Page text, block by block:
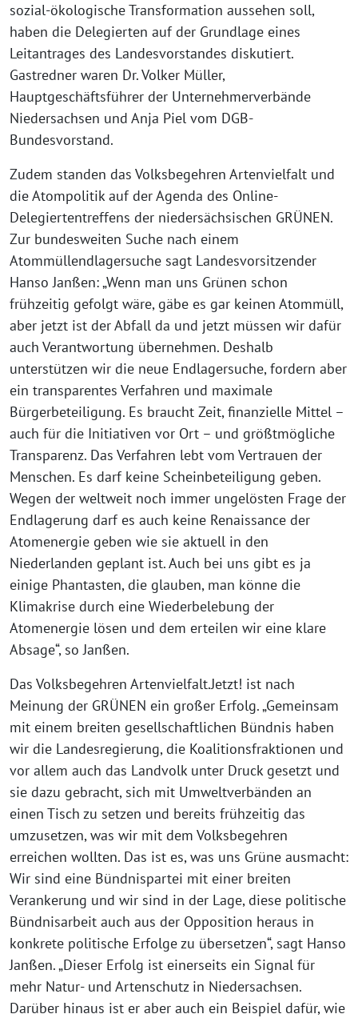
sozial-ökologische Transformation aussehen soll,
haben die Delegierten auf der Grundlage eines
Leitantrages des Landesvorstandes diskutiert.
Gastredner waren Dr. Volker Müller,
Hauptgeschäftsführer der Unternehmerverbände
Niedersachsen und Anja Piel vom DGB-
Bundesvorstand.
Zudem standen das Volksbegehren Artenvielfalt und
die Atompolitik auf der Agenda des Online-
Delegiertentreffens der niedersächsischen GRÜNEN.
Zur bundesweiten Suche nach einem
Atommüllendlagersuche sagt Landesvorsitzender
Hanso Janßen: „Wenn man uns Grünen schon
frühzeitig gefolgt wäre, gäbe es gar keinen Atommüll,
aber jetzt ist der Abfall da und jetzt müssen wir dafür
auch Verantwortung übernehmen. Deshalb
unterstützen wir die neue Endlagersuche, fordern aber
ein transparentes Verfahren und maximale
Bürgerbeteiligung. Es braucht Zeit, finanzielle Mittel –
auch für die Initiativen vor Ort – und größtmögliche
Transparenz. Das Verfahren lebt vom Vertrauen der
Menschen. Es darf keine Scheinbeteiligung geben.
Wegen der weltweit noch immer ungelösten Frage der
Endlagerung darf es auch keine Renaissance der
Atomenergie geben wie sie aktuell in den
Niederlanden geplant ist. Auch bei uns gibt es ja
einige Phantasten, die glauben, man könne die
Klimakrise durch eine Wiederbelebung der
Atomenergie lösen und dem erteilen wir eine klare
Absage“, so Janßen.
Das Volksbegehren Artenvielfalt.Jetzt! ist nach
Meinung der GRÜNEN ein großer Erfolg. „Gemeinsam
mit einem breiten gesellschaftlichen Bündnis haben
wir die Landesregierung, die Koalitionsfraktionen und
vor allem auch das Landvolk unter Druck gesetzt und
sie dazu gebracht, sich mit Umweltverbänden an
einen Tisch zu setzen und bereits frühzeitig das
umzusetzen, was wir mit dem Volksbegehren
erreichen wollten. Das ist es, was uns Grüne ausmacht:
Wir sind eine Bündnispartei mit einer breiten
Verankerung und wir sind in der Lage, diese politische
Bündnisarbeit auch aus der Opposition heraus in
konkrete politische Erfolge zu übersetzen“, sagt Hanso
Janßen. „Dieser Erfolg ist einerseits ein Signal für
mehr Natur- und Artenschutz in Niedersachsen.
Darüber hinaus ist er aber auch ein Beispiel dafür, wie